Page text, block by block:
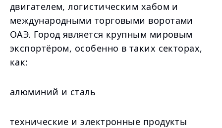
двигателем, логистическим хабом и
международными торговыми воротами
ОАЭ. Город является крупным мировым
экспортёром, особенно в таких секторах,
как:
алюминий и сталь
технические и электронные продукты